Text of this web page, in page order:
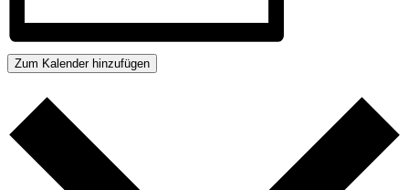
Zum Kalender hinzufügen